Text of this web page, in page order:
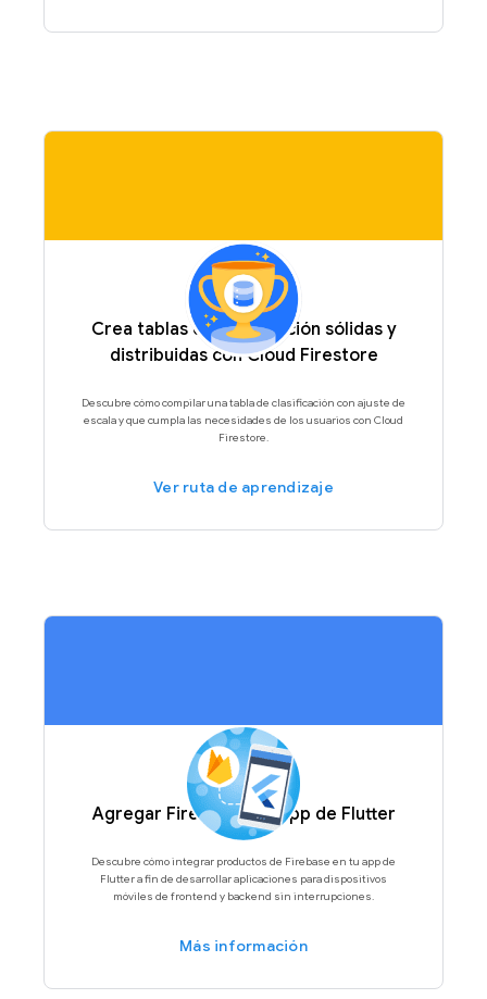
Crea tablas de clasificación sólidas y
distribuidas con Cloud Firestore
Descubre cómo compilar una tabla de clasificación con ajuste de
escala y que cumpla las necesidades de los usuarios con Cloud
Firestore.
Ver ruta de aprendizaje
Agregar Firebase a tu app de Flutter
Descubre cómo integrar productos de Firebase en tu app de
Flutter a fin de desarrollar aplicaciones para dispositivos
móviles de frontend y backend sin interrupciones.
Más información